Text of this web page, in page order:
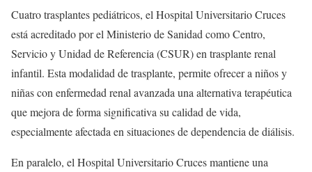
Cuatro trasplantes pediátricos, el Hospital Universitario Cruces
está acreditado por el Ministerio de Sanidad como Centro,
Servicio y Unidad de Referencia (CSUR) en trasplante renal
infantil. Esta modalidad de trasplante, permite ofrecer a niños y
niñas con enfermedad renal avanzada una alternativa terapéutica
que mejora de forma significativa su calidad de vida,
especialmente afectada en situaciones de dependencia de diálisis.
En paralelo, el Hospital Universitario Cruces mantiene una